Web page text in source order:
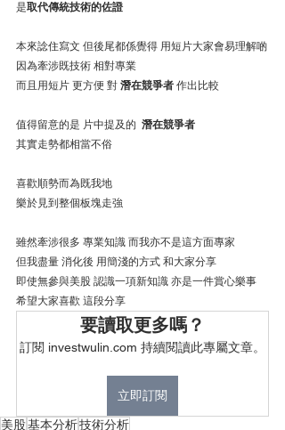
是取代傳統技術的佐證
本來諗住寫文 但後尾都係覺得 用短片大家會易理解啲
因為牽涉既技術 相對專業
而且用短片 更方便 對 潛在競爭者 作出比較
值得留意的是 片中提及的 潛在競爭者
其實走勢都相當不俗
喜歡順勢而為既我地
樂於見到整個板塊走強
雖然牽涉很多 專業知識 而我亦不是這方面專家
但我盡量 消化後 用簡淺的方式 和大家分享
即使無參與美股 認識一項新知識 亦是一件賞心樂事
希望大家喜歡 這段分享
要讀取更多嗎？
訂閱 investwulin.com 持續閱讀此專屬文章。
立即訂閱
美股基本分析技術分析